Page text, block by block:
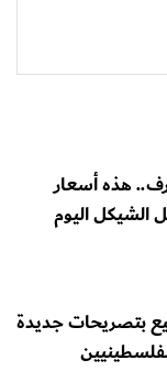
هذه أسعار
الشيكل اليوم
بتصريحات جديدة